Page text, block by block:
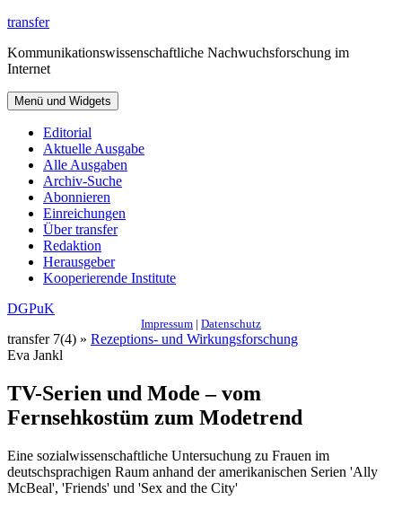
Zum
springen
transfer
Kommunikationswissenschaftliche Nachwuchsforschung im
Internet
Menü und Widgets
Editorial
Aktuelle Ausgabe
Alle Ausgaben
Archiv-Suche
Abonnieren
Einreichungen
Über transfer
Redaktion
Herausgeber
Kooperierende Institute
DGPuK
Impressum | Datenschutz
transfer 7(4) » Rezeptions- und Wirkungsforschung
Eva Jankl
TV-Serien und Mode – vom
Fernsehkostüm zum Modetrend
Eine sozialwissenschaftliche Untersuchung zu Frauen im
deutschsprachigen Raum anhand der amerikanischen Serien 'Ally
McBeal', 'Friends' und 'Sex and the City'